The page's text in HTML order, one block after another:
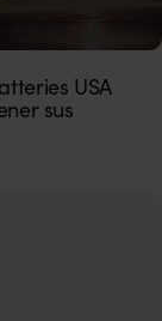
USA
sus